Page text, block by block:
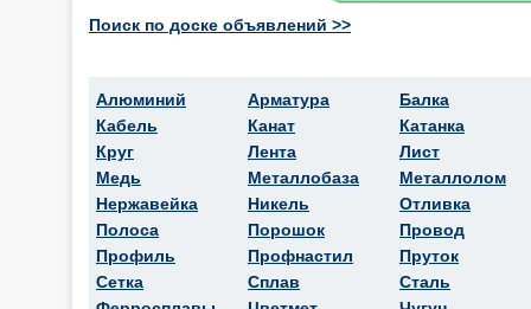
Поиск по доске объявлений >>
Алюминий
Кабель
Круг
Медь
Нержавейка
Полоса
Профиль
Сетка
Арматура
Канат
Лента
Металлобаза
Никель
Порошок
Профнастил
Сплав
Балка
Катанка
Лист
Металлолом
Отливка
Провод
Пруток
Сталь